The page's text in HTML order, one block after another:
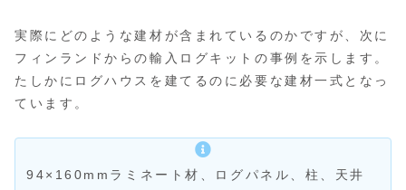
実際にどのような建材が含まれているのかですが、次に
フィンランドからの輸入ログキットの事例を示します。
たしかにログハウスを建てるのに必要な建材一式となっ
ています。
94×160mmラミネート材、ログパネル、柱、天井